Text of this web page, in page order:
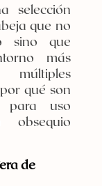
selección
que no
sino que
más
múltiples
qué son
para uso
de